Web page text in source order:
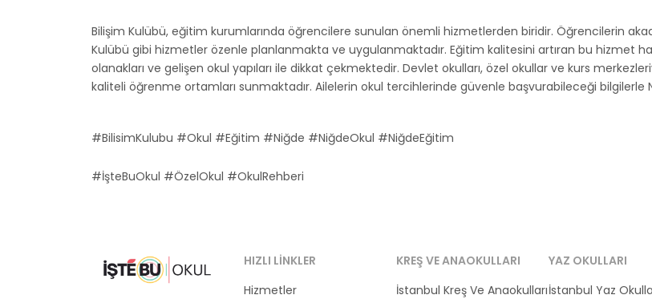
Bilişim Kulübü, eğitim kurumlarında öğrencilere sunulan önemli hizmetlerden biridir. Öğrencilerin
Kulübü gibi hizmetler özenle planlanmakta ve uygulanmaktadır. Eğitim kalitesini artıran bu hizmet
olanakları ve gelişen okul yapıları ile dikkat çekmektedir. Devlet okulları, özel okullar ve kurs
kaliteli öğrenme ortamları sunmaktadır. Ailelerin okul tercihlerinde güvenle başvurabileceği bilgilerle
#BilisimKulubu #Okul #Eğitim #Niğde #NiğdeOkul #NiğdeEğitim
#İşteBuOkul #ÖzelOkul #OkulRehberi
HIZLI LINKLER
Hizmetler
KREŞ VE ANAOKULLARI
İstanbul Kreş Ve Anaokulları
YAZ OKULLARI
İstanbul Yaz